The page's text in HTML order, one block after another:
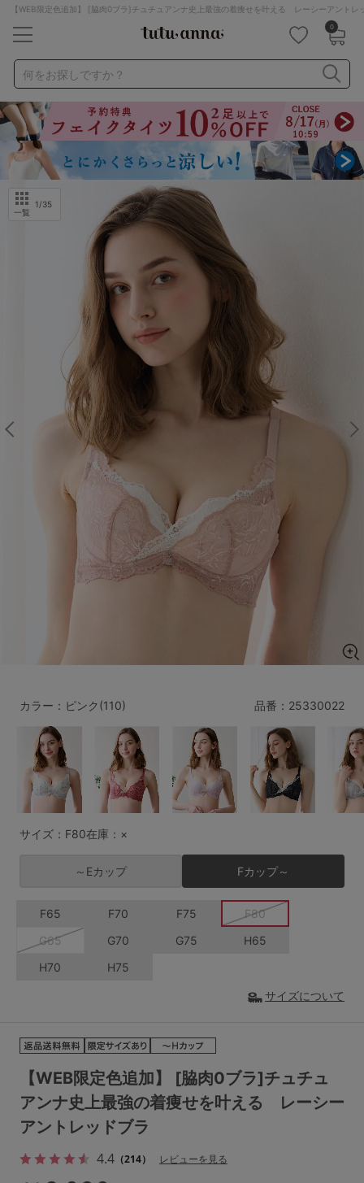
【WEB限定色追加】 [脇肉0ブラ]チュチュアンナ史上最強の着痩せを叶える レーシーアントレ
0
何をお探しですか？
ナイトブラ ノンワイヤー 特盛ブラ
チューブトップ
折り畳み
パジャマ ストッキング
キャミソール
ルームウェア
育乳ブラ アームカバー
カテゴリから探す
レッグウェア 下着
ルームウェア ライフスタイル
メンズ キッズ
マタニティ ギフトラッピング
サイズからブラを探す
A70 A75
B70 B75 B80
C85
E65 E70 E75 E80 E85
F65 F70
G65 G75
H70 H75
L LL
S-CD
M-AB M-EF
L-AB L-EF
すべてのサイズを表示する
～999円 1,000～1,999円
2,000～2,999円 3,000～3,999円
4,000円～
セールアイテム
その他から探す
新着アイテム
ランキング
高評価レビューアイテム
一覧
1/35
品番： 25330022
【WEB限定色追加】 [脇肉0ブラ]チュチュ
アンナ史上最強の着痩せを叶える レーシー
アントレッドブラ
4.4（214） レビューを見る
カラー：ピンク(110)
サイズ：F80在庫：×
～Eカップ Fカップ～
F65 F70 F75
F80
G65
G70 G75
H65
H70
H75
サイズについて